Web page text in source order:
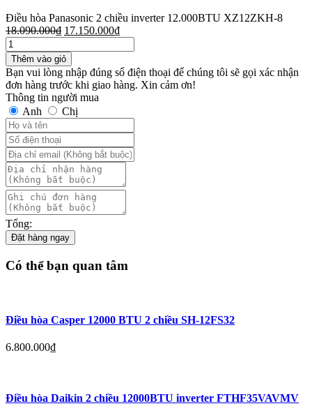
Điều hòa Panasonic 2 chiều inverter 12.000BTU XZ12ZKH-8
18.090.000₫ 17.150.000₫
Thêm vào giỏ
Bạn vui lòng nhập đúng số điện thoại để chúng tôi sẽ gọi xác nhận
đơn hàng trước khi giao hàng. Xin cảm ơn!
Thông tin người mua
Anh
Chị
Tổng:
Đặt hàng ngay
Có thể bạn quan tâm
Điều hòa Casper 12000 BTU 2 chiều SH-12FS32
6.800.000₫
Điều hòa Daikin 2 chiều 12000BTU inverter FTHF35VAVMV